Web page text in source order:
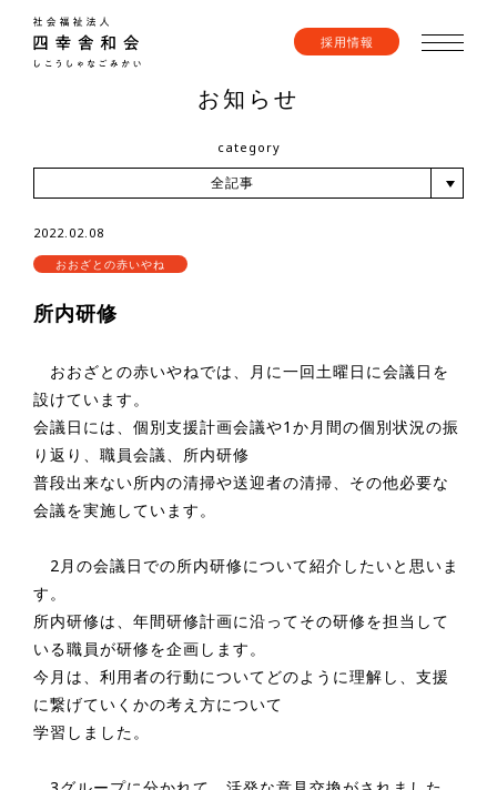
採用情報
お知らせ
category
全記事
2022.02.08
おおざとの赤いやね
所内研修
おおざとの赤いやねでは、月に一回土曜日に会議日を
設けています。
会議日には、個別支援計画会議や1か月間の個別状況の振
り返り、職員会議、所内研修
普段出来ない所内の清掃や送迎者の清掃、その他必要な
会議を実施しています。
2月の会議日での所内研修について紹介したいと思いま
す。
所内研修は、年間研修計画に沿ってその研修を担当して
いる職員が研修を企画します。
今月は、利用者の行動についてどのように理解し、支援
に繋げていくかの考え方について
学習しました。